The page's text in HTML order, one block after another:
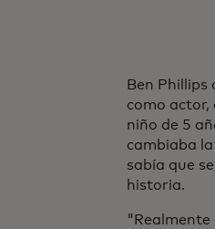
Ben Phillips
como actor,
niño de 5
cambiaba
sabía que
historia.
"Realmente